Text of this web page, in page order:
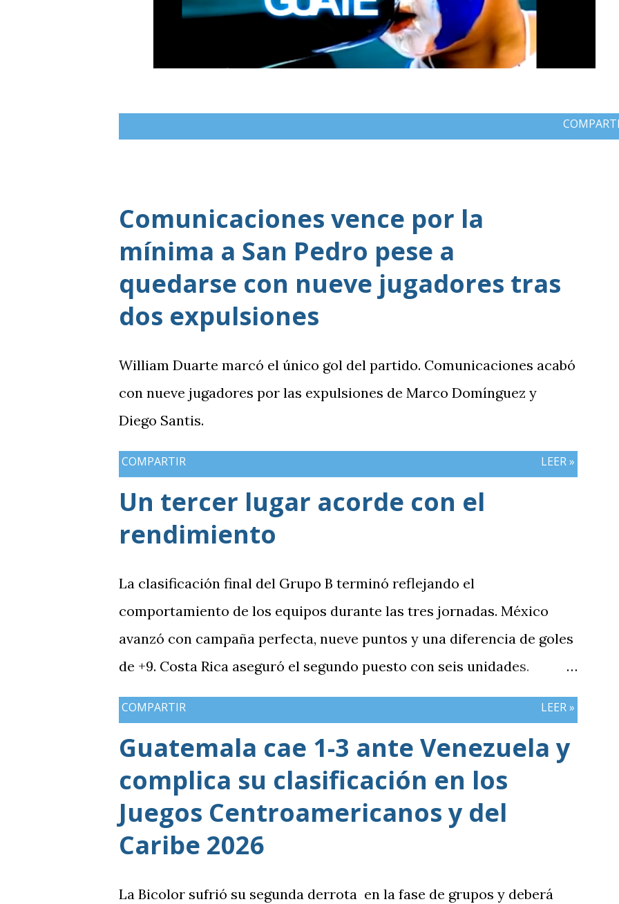
Comunicaciones vence por la
mínima a San Pedro pese a
quedarse con nueve jugadores tras
dos expulsiones
William Duarte marcó el único gol del partido. Comunicaciones acabó
con nueve jugadores por las expulsiones de Marco Domínguez y
Diego Santis.
COMPARTIR LEER »
Un tercer lugar acorde con el
rendimiento
La clasificación final del Grupo B terminó reflejando el
comportamiento de los equipos durante las tres jornadas. México
avanzó con campaña perfecta, nueve puntos y una diferencia de goles
de +9. Costa Rica aseguró el segundo puesto con seis unidades.
Guatemala finalizó tercera con tres puntos y diferencia de -1,
mientras Antigua y Barbuda cerró sin sumar. ¿Por qué Guatemala
terminó tercera y dependió de otros resultados? Porque el equipo
solo consiguió imponer condiciones frente al rival más débil del
grupo. En los dos partidos que definían la clasificación fue superado
en posesión, producción ofensiva y generación de ocasiones de gol. La
goleada frente a México terminó siendo la consecuencia más visible
de una diferencia que ya se había manifestado ante Costa Rica y que
COMPARTIR LEER »
Guatemala cae 1-3 ante Venezuela y
complica su clasificación en los
Juegos Centroamericanos y del
Caribe 2026
La Bicolor sufrió su segunda derrota en la fase de grupos y deberá